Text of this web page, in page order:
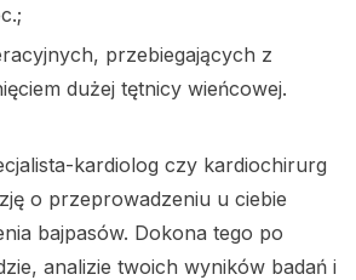
przebiegających z
dużej tętnicy wieńcowej.
kardiolog czy kardiochirurg
o przeprowadzeniu u ciebie
bajpasów. Dokona tego po
analizie twoich wyników badań i